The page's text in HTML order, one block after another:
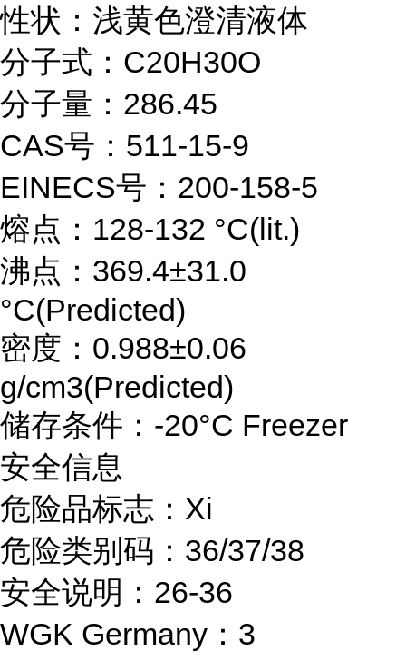
性状：浅黄色澄清液体
分子式：C20H30O
分子量：286.45
CAS号：511-15-9
EINECS号：200-158-5
熔点：128-132 °C(lit.)
沸点：369.4±31.0
°C(Predicted)
密度：0.988±0.06
g/cm3(Predicted)
储存条件：-20°C Freezer
安全信息
危险品标志：Xi
危险类别码：36/37/38
安全说明：26-36
WGK Germany：3